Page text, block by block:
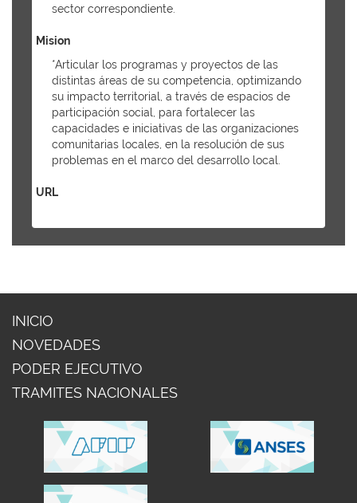
sector correspondiente.
Mision
*Articular los programas y proyectos de las
distintas áreas de su competencia, optimizando
su impacto territorial, a través de espacios de
participación social, para fortalecer las
capacidades e iniciativas de las organizaciones
comunitarias locales, en la resolución de sus
problemas en el marco del desarrollo local.
URL
INICIO
NOVEDADES
PODER EJECUTIVO
TRAMITES NACIONALES